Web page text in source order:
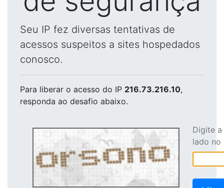
Seu IP fez diversas tentativas de
acessos suspeitos a sites hospedados
conosco.
Para liberar o acesso do IP 216.73.216.10,
responda ao desafio abaixo.
Digite
lado no